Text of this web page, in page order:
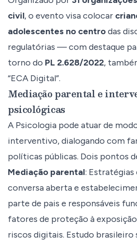
civil, o evento visa colocar
adolescentes no centrodas
regulatórias — com destaque
torno do PL 2.628/2022,
“ECA Digital”.
Mediação parental e
psicológicas
A Psicologia pode atuar de
interventivo, dialogando com
políticas públicas. Dois pontos
Mediação parental:
conversa aberta e
parte de pais e responsáveis
fatores de proteção à
riscos digitais. Estudo brasileiro